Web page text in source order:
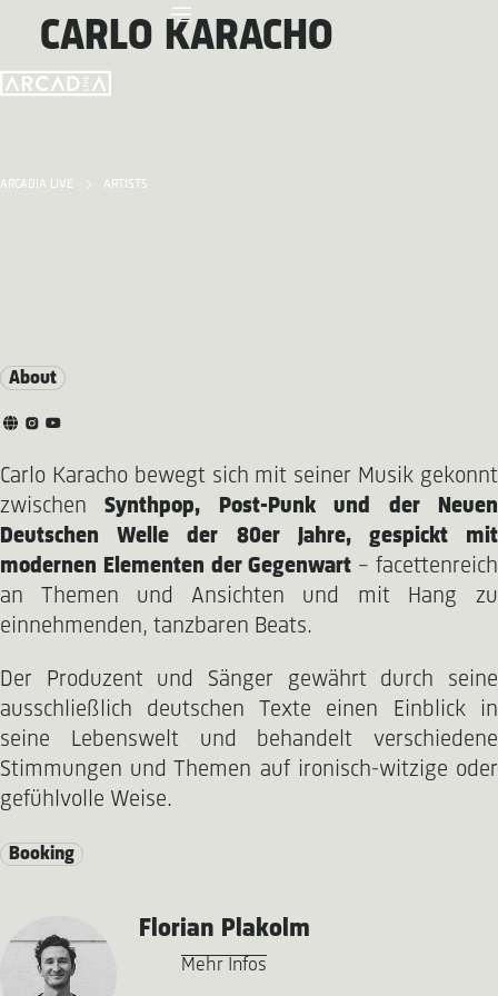
ARCADIA LIVE ARTISTS
CARLO KARACHO
About
Carlo Karacho bewegt sich mit seiner Musik gekonnt
zwischenSynthpop, Post-Punk und der Neuen
Deutschen Welle der 80er Jahre, gespickt mit
modernen Elementen der Gegenwart – facettenreich
an Themen und Ansichten und mit Hang zu
einnehmenden, tanzbaren Beats.
Der Produzent und Sänger gewährt durch seine
ausschließlich deutschen Texte einen Einblick in
seine Lebenswelt und behandelt verschiedene
Stimmungen und Themen auf ironisch-witzige oder
gefühlvolle Weise.
Booking
Florian Plakolm
Mehr Infos